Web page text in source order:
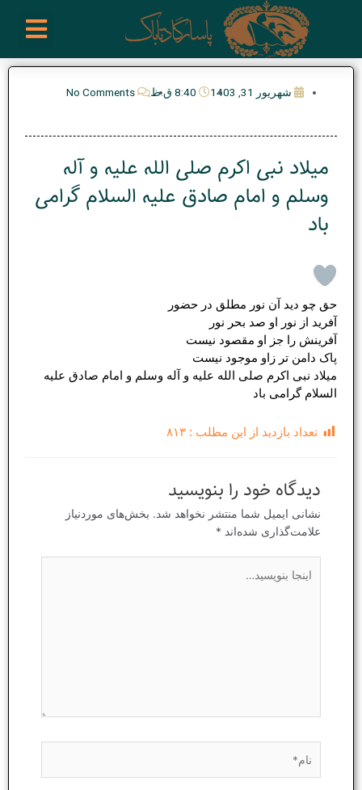
شهریور 31, 1403 8:40 ق.ظ No Comments
میلاد نبی اکرم صلی الله علیه و آله
وسلم و امام صادق علیه السلام گرامی
باد
حق چو دید آن نور مطلق در حضور
آفرید از نور او صد بحر نور
آفرینش را جز او مقصود نیست
پاک دامن تر زاو موجود نیست
میلاد نبی اکرم صلی الله علیه و آله وسلم و امام صادق علیه
السلام گرامی باد
تعداد بازدید از این مطلب : ۸۱۳
دیدگاه‌ خود را بنویسید
نشانی ایمیل شما منتشر نخواهد شد. بخش‌های موردنیاز
علامت‌گذاری شده‌اند *
بنویسید…